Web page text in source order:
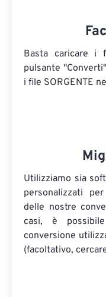
Basta caricare i
pulsante
i file SORGENTE
Utilizziamo sia
personalizzati
delle nostre
casi, è
conversione
(facoltativo,